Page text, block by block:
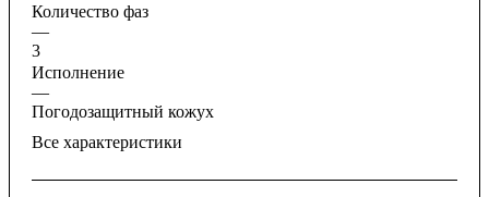
Количество фаз
—
3
Исполнение
—
Погодозащитный кожух
Все характеристики